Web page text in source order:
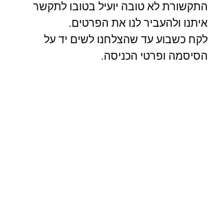
התקשורת לא טובה יועיל בטובו לתקשר
איתנו ולהעביר לנו את הפרטים.
לקח כשבוע עד שהצלחנו לשים יד על
הסיסמה ופרטי הכניסה.